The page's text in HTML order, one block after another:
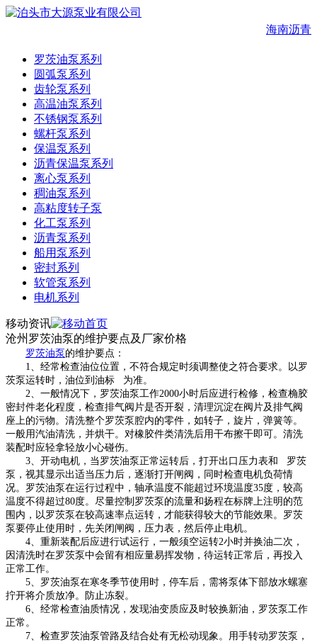
海南沥青
罗茨油泵系列
圆弧泵系列
齿轮泵系列
高温油泵系列
不锈钢泵系列
螺杆泵系列
保温泵系列
沥青保温泵系列
离心泵系列
稠油泵系列
高粘度转子泵
化工泵系列
沥青泵系列
船用泵系列
密封系列
软管泵系列
电机系列
移动资讯
沧州罗茨油泵的维护要点及厂家价格
罗茨油泵 的维护要点 ：
1、经常检查油位位置，不符合规定时须调整使之符合要求。以罗
茨泵运转时，油位到油标 为准。
2、一般情况下，罗茨油泵工作2000小时后应进行检修，检查桷胶
密封件老化程度，检查排气阀片是否开裂，清理沉淀在阀片及排气阀
座上的污物。清洗整个罗茨泵腔内的零件，如转子，旋片，弹簧等。
一般用汽油清洗，并烘干。对橡胶件类清洗后用干布擦干即可。清洗
装配时应轻拿轻放小心碰伤。
3、开动电机，当罗茨油泵正常运转后，打开出口压力表和 罗茨
泵，视其显示出适当压力后，逐渐打开闸阀，同时检查电机负荷情
况。罗茨油泵在运行过程中，轴承温度不能超过环境温度35度，较高
温度不得超过80度。尽量控制罗茨泵的流量和扬程在标牌上注明的范
围内，以罗茨泵在较高速率点运转，才能获得较大的节能效果。罗茨
泵要停止使用时，先关闭闸阀，压力表，然后停止电机。
4、重新装配后应进行试运行，一般须空运转2小时并换油二次，
因清洗时在罗茨泵中会留有相应量易挥发物，待运转正常后，再投入
正常工作。
5、罗茨油泵在寒冬季节使用时，停车后，需将泵体下部放水螺塞
拧开将介质放净。防止冻裂。
6、经常检查油质情况，发现油变质应及时较换新油，罗茨泵工作
正常。
7、检查罗茨油泵管路及结合处有无松动现象。用手转动罗茨泵，